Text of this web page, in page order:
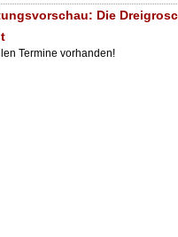
Die
Termine vorhanden!